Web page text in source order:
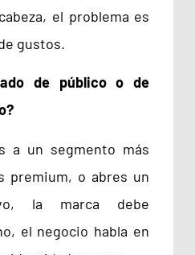
el problema es
gustos.
de público o de
a un segmento más
premium, o abres un
la marca debe
el negocio habla en